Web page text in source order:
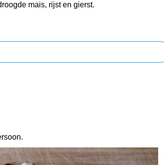
mais, rijst en gierst.